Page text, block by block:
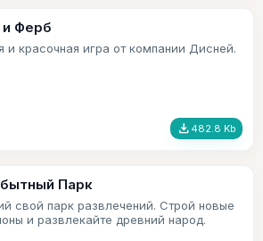
Ферб
и красочная игра от компании Дисней.
file_download 482.8 Kb
Парк
свой парк развлечений. Строй новые
и развлекайте древний народ.